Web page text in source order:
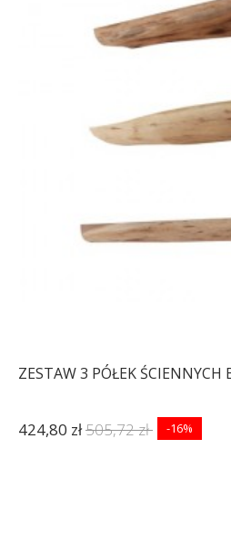
ZESTAW 3 PÓŁEK ŚCIENNYCH
424,80 zł505,72 zł -16%